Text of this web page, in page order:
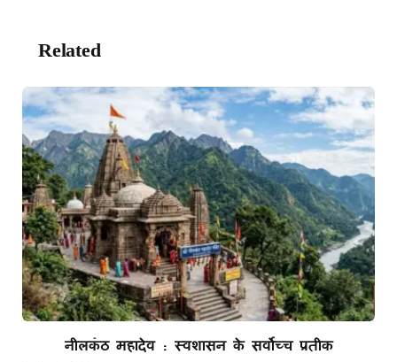
Related
नीलकंठ महादेव : स्वशासन के सर्वोच्च प्रतीक